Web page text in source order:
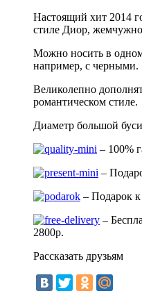
Настоящий хит 2014
стиле Диор,
Можно носить в
например, с черными.
Великолепно
романтическом стиле.
Диаметр большой
– 100%
–
– Подарок к
–
2800р.
Рассказать друзьям